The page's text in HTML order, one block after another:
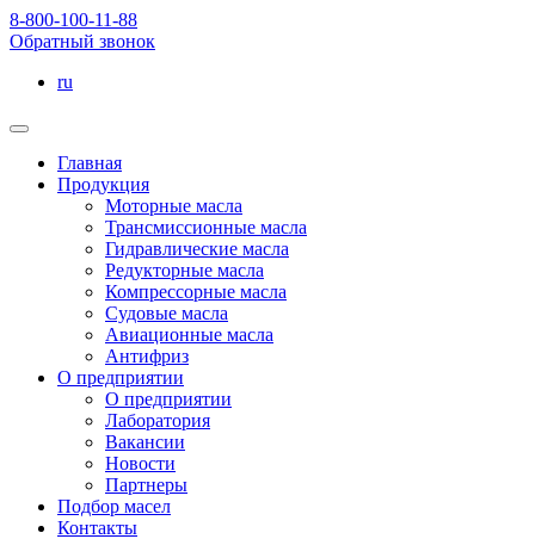
8-800-100-11-88
Обратный звонок
ru
Главная
Продукция
Моторные масла
Трансмиссионные масла
Гидравлические масла
Редукторные масла
Компрессорные масла
Судовые масла
Авиационные масла
Антифриз
О предприятии
О предприятии
Лаборатория
Вакансии
Новости
Партнеры
Подбор масел
Контакты